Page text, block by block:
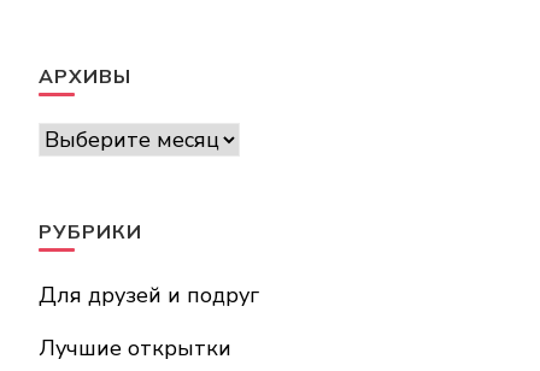
АРХИВЫ
Архивы
РУБРИКИ
Для друзей и подруг
Лучшие открытки